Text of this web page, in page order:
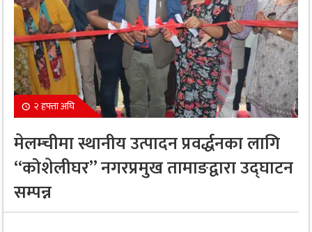
२ हफ्ता अघि
मेलम्चीमा स्थानीय उत्पादन प्रवर्द्धनका लागि
“कोशेलीघर” नगरप्रमुख तामाङद्वारा उद्घाटन
सम्पन्न